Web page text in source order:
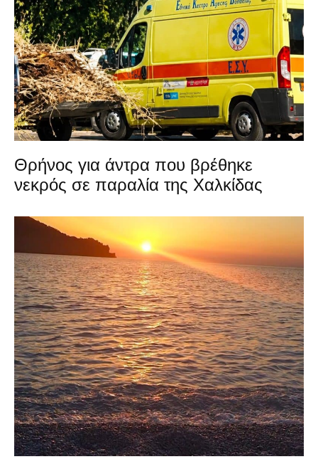
Θρήνος για άντρα που βρέθηκε
νεκρός σε παραλία της Χαλκίδας